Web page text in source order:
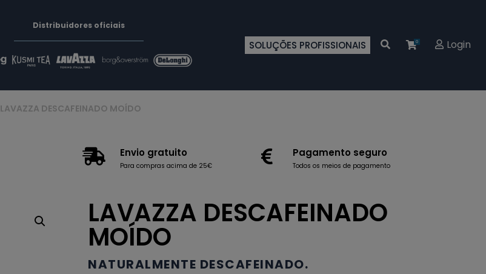
Distribuidores oficiais
SOLUÇÕES PROFISSIONAIS 0 Login
LAVAZZA DESCAFEINADO MOÍDO
Envio gratuito
Para compras acima de 25€
Pagamento seguro
Todos os meios de pagamento
LAVAZZA DESCAFEINADO
MOÍDO
NATURALMENTE DESCAFEINADO.